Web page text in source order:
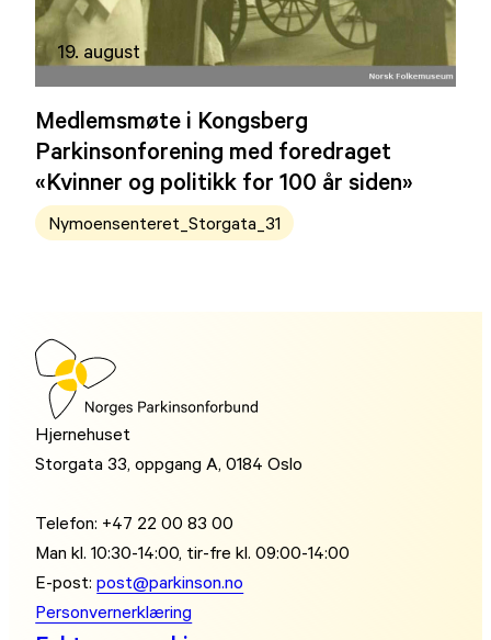
19. august
Medlemsmøte i Kongsberg
Parkinsonforening med foredraget
«Kvinner og politikk for 100 år siden»
Nymoensenteret_Storgata_31
Hjernehuset
Storgata 33, oppgang A, 0184 Oslo
Telefon: +47 22 00 83 00
Man kl. 10:30-14:00, tir-fre kl. 09:00-14:00
E-post:post@parkinson.no
Personvernerklæring